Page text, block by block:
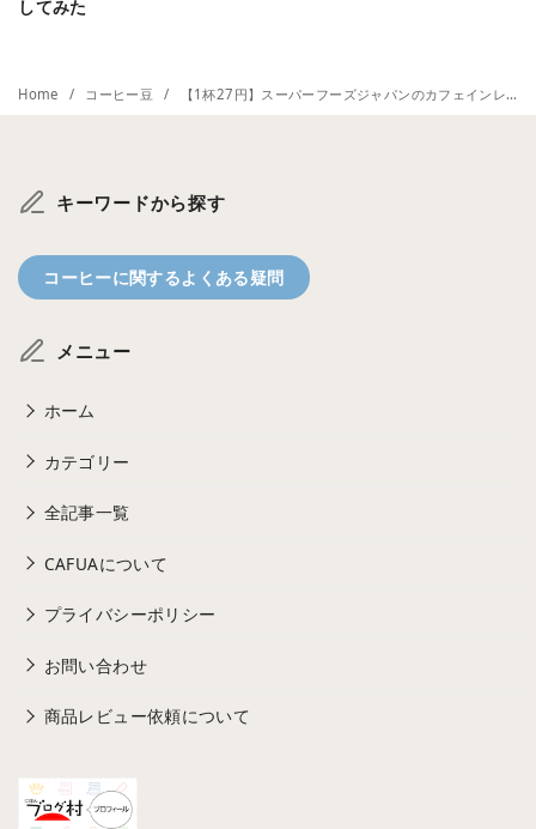
してみた
Home コーヒー豆 【1杯27円】スーパーフーズジャパンのカフェインレスコーヒーを飲んでみた
キーワードから探す
コーヒーに関するよくある疑問
メニュー
ホーム
カテゴリー
全記事一覧
CAFUAについて
プライバシーポリシー
お問い合わせ
商品レビュー依頼について